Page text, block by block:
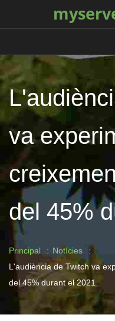
va
del 45%
Principal
Notícies
L'audiència de Twitch va
del 45% durant el 2021